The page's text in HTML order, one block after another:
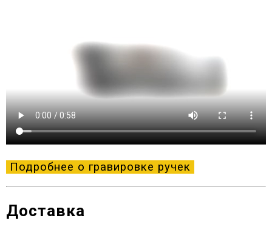
Подробнее о гравировке ручек
Доставка